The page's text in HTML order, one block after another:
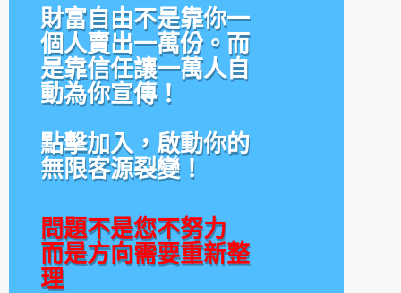
財富自由不是靠你一
個人賣出一萬份。而
是靠信任讓一萬人自
動為你宣傳！
點擊加入，啟動你的
無限客源裂變！
問題不是您不努力
而是方向需要重新整
理